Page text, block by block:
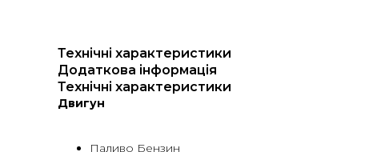
Технічні характеристики
Додаткова інформація
Технічні характеристики
Двигун
Паливо Бензин